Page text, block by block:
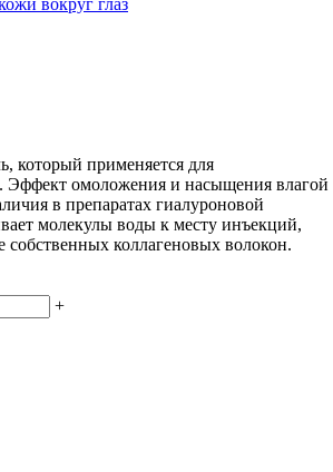
который применяется для
Эффект омоложения и насыщения влагой
в препаратах гиалуроновой
молекулы воды к месту инъекций,
собственных коллагеновых волокон.
+